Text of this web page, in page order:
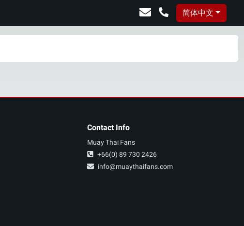
简体中文
Contact Info
Muay Thai Fans
+66(0) 89 730 2426
info@muaythaifans.com